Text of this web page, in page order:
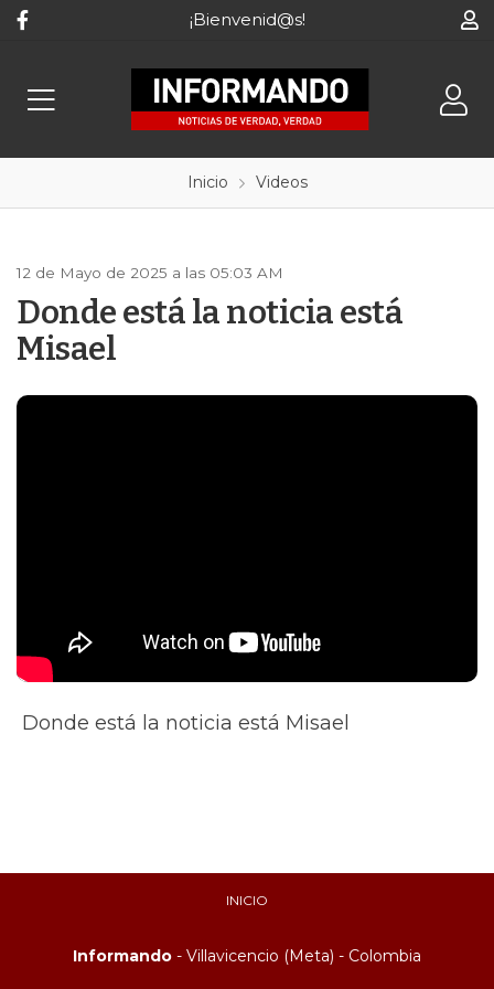
¡Bienvenid@s!
Inicio Videos
12 de Mayo de 2025 a las 05:03 AM
Donde está la noticia está
Misael
Donde está la noticia está Misael
INICIO
Informando - Villavicencio (Meta) - Colombia